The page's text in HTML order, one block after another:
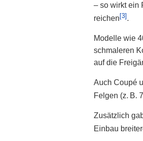
– so wirkt ein
reichen[3].
Modelle wie
schmaleren
auf die
Auch Coupé
Felgen (z. B.
Zusätzlich
Einbau